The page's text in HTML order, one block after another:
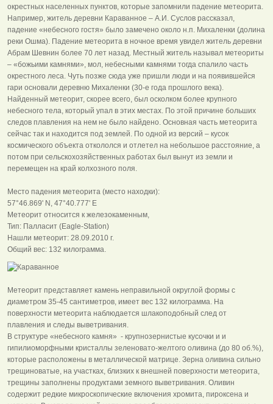
окрестных населенных пунктов, которые запомнили падение метеорита.
Например, житель деревни Караванное – А.И. Суслов рассказал,
падение «небесного гостя» было замечено около н.п. Михаленки (долина
реки Ошма). Падение метеорита в ночное время увидел житель деревни
Абрам Шевнин более 70 лет назад. Местный житель называл метеориты
– «божьими камнями», мол, небесными камнями тогда спалило часть
окрестного леса. Чуть позже сюда уже пришли люди и на появившейся
гари основали деревню Михаленки (30-е года прошлого века).
Найденный метеорит, скорее всего, был осколком более крупного
небесного тела, который упал в этих местах. По этой причине больших
следов плавления на нем не было найдено. Основная часть метеорита
сейчас так и находится под землей. По одной из версий – кусок
космического объекта откололся и отлетел на небольшое расстояние, а
потом при сельскохозяйственных работах был вынут из земли и
перемещен на край колхозного поля.
Место падения метеорита (место находки):
57°46.869' N, 47°40.777' E
Метеорит относится к железокаменным,
Тип: Палласит (Eagle-Station)
Нашли метеорит: 28.09.2010 г.
Общий вес: 132 килограмма.
Метеорит представляет камень неправильной округлой формы с
диаметром 35-45 сантиметров, имеет вес 132 килограмма. На
поверхности метеорита наблюдается шлакоподобный след от
плавления и следы выветривания.
В структуре «небесного камня» - крупнозернистые кусочки и и
гипилиоморфными кристаллы зеленовато-желтого оливина (до 80 об.%),
которые расположены в металлической матрице. Зерна оливина сильно
трещиноватые, на участках, близких к внешней поверхности метеорита,
трещины заполнены продуктами земного выветривания. Оливин
содержит редкие микроскопические включения хромита, пироксена и